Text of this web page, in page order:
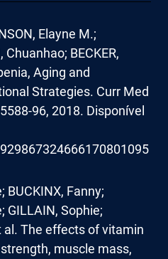
Elayne M.;
Chuanhao; BECKER,
Aging and
Strategies. Curr Med
96, 2018. Disponível
BUCKINX, Fanny;
GILLAIN, Sophie;
al. The effects of vitamin
muscle mass,